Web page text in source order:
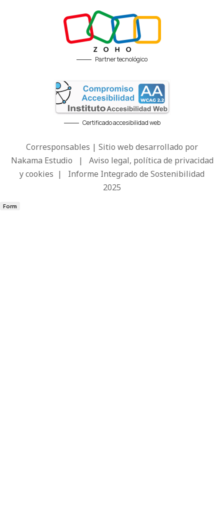
Partner tecnológico
Certificado accesibilidad web
Corresponsables | Sitio web desarrollado por
Nakama Estudio | Aviso legal, política de privacidad
y cookies | Informe Integrado de Sostenibilidad
2025
Form